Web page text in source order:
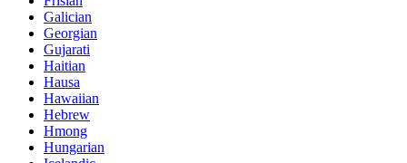
Galician
Georgian
Gujarati
Haitian
Hausa
Hawaiian
Hebrew
Hmong
Hungarian